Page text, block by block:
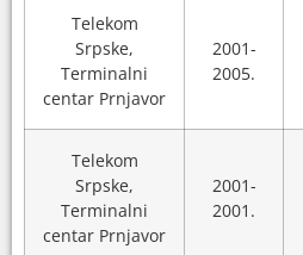
Telekom
Srpske,
Terminalni
centar Prnjavor
2001-
2005.
Telekom
Srpske,
Terminalni
centar Prnjavor
2001-
2001.